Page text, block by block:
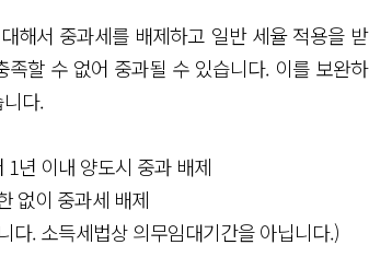
해서 중과세를 배제하고 일반 세율 적용을 받
할 수 없어 중과될 수 있습니다. 이를 보완하
다.
년 이내 양도시 중과 배제
없이 중과세 배제
다. 소득세법상 의무임대기간을 아닙니다.)